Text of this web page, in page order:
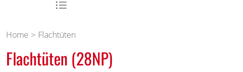
Home Flachtüten
Flachtüten (28NP)